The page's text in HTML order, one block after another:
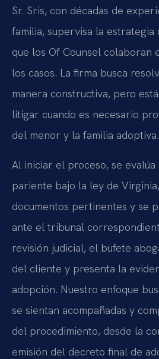
Sr. Sris, con décadas de
familia, supervisa la
que los Of Counsel colaboran
los casos. La firma busca
manera constructiva, pero
litigar cuando es necesario
del menor y la familia adoptiva.
Al iniciar el proceso, se
pariente bajo la ley de
documentos pertinentes y se
ante el tribunal
revisión judicial, el bufete
del cliente y presenta la
adopción. Nuestro enfoque
se sientan acompañadas y
del procedimiento, desde la
emisión del decreto final de